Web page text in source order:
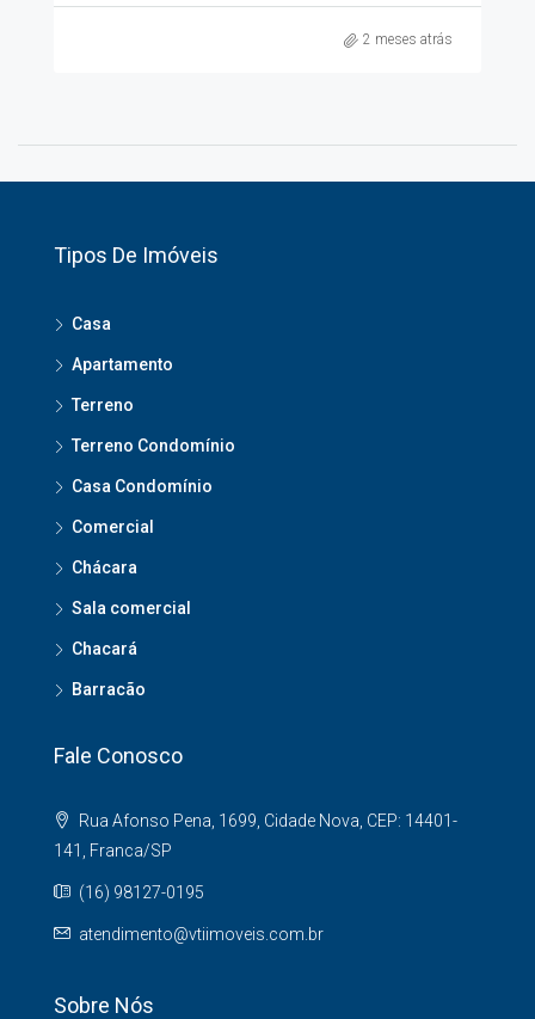
2 meses atrás
Tipos De Imóveis
Casa
Apartamento
Terreno
Terreno Condomínio
Casa Condomínio
Comercial
Chácara
Sala comercial
Chacará
Barracão
Fale Conosco
Rua Afonso Pena, 1699, Cidade Nova, CEP: 14401-
141, Franca/SP
(16) 98127-0195
atendimento@vtiimoveis.com.br
Sobre Nós